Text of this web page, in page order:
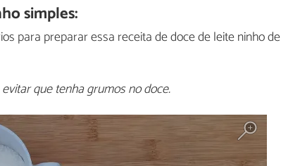
simples:
para preparar essa receita de doce de leite ninho de
que tenha grumos no doce.